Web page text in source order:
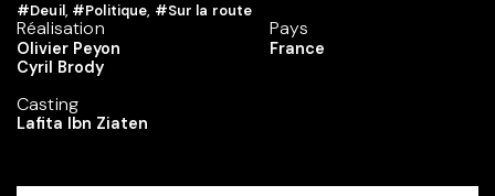
#Deuil, #Politique, #Sur la route
Réalisation
Olivier Peyon
Cyril Brody
Casting
Lafita Ibn Ziaten
Pays
France